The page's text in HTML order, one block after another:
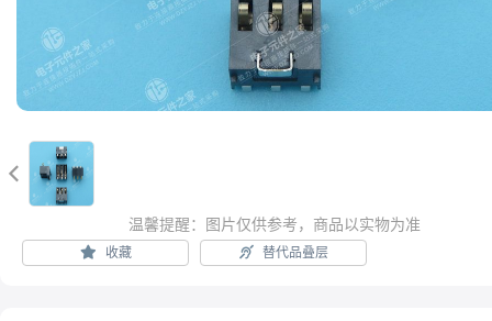

温馨提醒：图片仅供参考，商品以实物为准
收藏 替代品叠层